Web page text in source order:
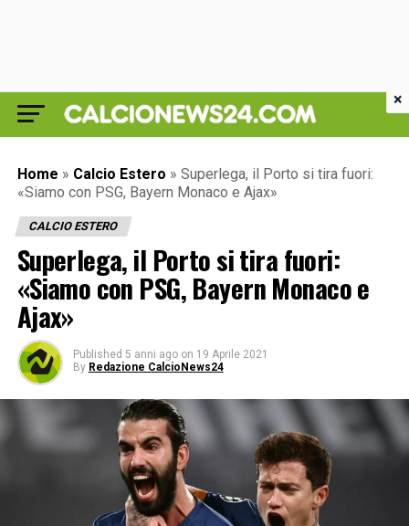
Home » Calcio Estero » Superlega, il Porto si tira fuori:
«Siamo con PSG, Bayern Monaco e Ajax»
CALCIO ESTERO
Superlega, il Porto si tira fuori:
«Siamo con PSG, Bayern Monaco e
Ajax»
Published 5 anni ago on 19 Aprile 2021
By Redazione CalcioNews24
×